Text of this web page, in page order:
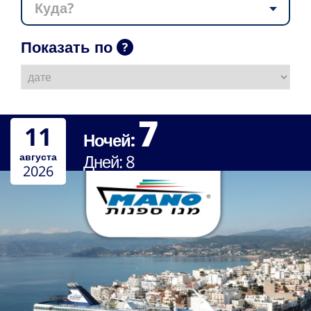
Куда?
Показать по
Ночей: 7
Дней:8
11
августа
2026